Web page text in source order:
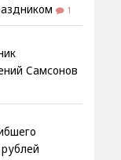
1
Самсонов